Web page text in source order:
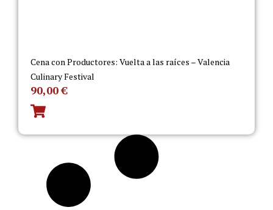
Cena con Productores: Vuelta a las raíces – Valencia
Culinary Festival
90,00€